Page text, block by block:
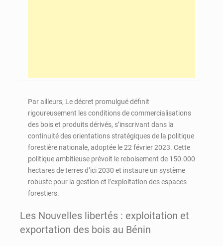
Par ailleurs, Le décret promulgué définit
rigoureusement les conditions de commercialisations
des bois et produits dérivés, s’inscrivant dans la
continuité des orientations stratégiques de la politique
forestière nationale, adoptée le 22 février 2023. Cette
politique ambitieuse prévoit le reboisement de 150.000
hectares de terres d’ici 2030 et instaure un système
robuste pour la gestion et l’exploitation des espaces
forestiers.
Les Nouvelles libertés : exploitation et
exportation des bois au Bénin